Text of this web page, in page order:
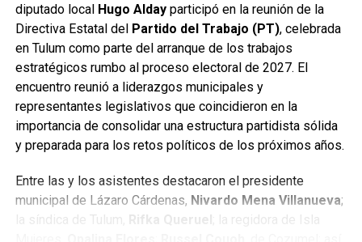
diputado local Hugo Aldayparticipó en la reunión de la
Directiva Estatal del Partido del Trabajo (PT), celebrada
en Tulum como parte del arranque de los trabajos
estratégicos rumbo al proceso electoral de 2027. El
encuentro reunió a liderazgos municipales y
representantes legislativos que coincidieron en la
importancia de consolidar una estructura partidista sólida
y preparada para los retos políticos de los próximos años.
Entre las y los asistentes destacaron el presidente
municipal de Lázaro Cárdenas, Nivardo Mena Villanueva;
la síndica de Tulum, Rifka Queruel ; la regidora de Isla